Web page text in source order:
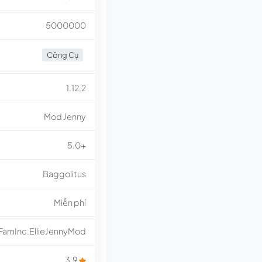
5000000
Công Cụ
1.12.2
Mod Jenny
5.0+
Baggolitus
Miễn phí
3.9